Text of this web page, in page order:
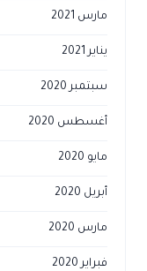
مارس 2021
يناير 2021
سبتمبر 2020
أغسطس 2020
مايو 2020
أبريل 2020
مارس 2020
فبراير 2020